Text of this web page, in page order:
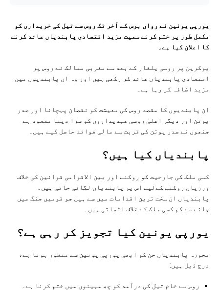
یورپی یونین نے رواں برس کے آخر تک روس سے تیل کی خریداری کو
مکمل طور پر ختم کرنے سمیت مزید اقتصادی پابندیاں عائد کرنے
کا اعلان کیا ہے۔
یوکرین پر روسی یلغار کے بعد سے مغربی ممالک نے روس پر
اقتصادی پابندیاں عائد کر رکھی ہیں اور وہ ان پابندیوں میں
مزید اضافہ کر رہا ہے۔
ان پابندیوں کا مقصد روس کی معیشت کو نقصان پہچانا اور صدر
پوتن اور دیگر اعلیٰ روسی عہدیداروں کو سزا دینا مقصود ہے
جنھوں نے صدر پوتن کی قربت سے مالی فوائد حاصل کیے ہیں۔
پابندیاں کیا ہیں؟
کسی ملک کی جارحیت کو روکنے اور بین الاقوامی قوانین کی خلاف
ورزیاں روکنے کےلیے اس پر پابندیاں لگائی جاتی ہیں۔
پابندیاں ان سخت ترین اقدامات میں سے ہیں جو قومیں جنگ میں
جانے سے کم کسی ملک کے خلاف اٹھاتی ہیں۔
یورپی یونین کیا تجویز کر رہی ہے؟
مجوزہ پابندیاں جن کو ابھی یورپی یونین سے منظور ہونا ہے،
درج ذیل ہیں:
روس سے خام تیل کی درآمد کو چھ مہینوں میں ختم کرنا ہے۔